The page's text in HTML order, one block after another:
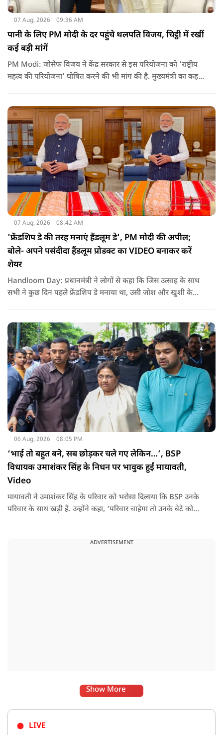
07 Aug, 2026 09:36 AM
पानी के लिए PM मोदी के दर पहुंचे थलपति विजय, चिट्ठी में रखीं
कई बड़ी मांगें
PM Modi: जोसेफ विजय ने केंद्र सरकार से इस परियोजना को 'राष्ट्रीय
महत्व की परियोजना' घोषित करने की भी मांग की है. मुख्यमंत्री का कहना
की समस्या को काफी हद तक कम किया जा सकता है.
07 Aug, 2026 08:42 AM
'फ्रेंडशिप डे की तरह मनाएं हैंडलूम डे', PM मोदी की अपील;
बोले- अपने पसंदीदा हैंडलूम प्रोडक्ट का VIDEO बनाकर करें
शेयर
Handloom Day: प्रधानमंत्री ने लोगों से कहा कि जिस उत्साह के साथ
सभी ने कुछ दिन पहले फ्रेंडशिप डे मनाया था, उसी जोश और खुशी के
06 Aug, 2026 08:05 PM
‘भाई तो बहुत बने, सब छोड़कर चले गए लेकिन…’, BSP
विधायक उमाशंकर सिंह के निधन पर भावुक हुईं मायावती,
Video
मायावती ने उमाशंकर सिंह के परिवार को भरोसा दिलाया कि BSP उनके
परिवार के साथ खड़ी है. उन्होंने कहा, ‘परिवार चाहेगा तो उनके बेटे को
ADVERTISEMENT
Show More
LIVE